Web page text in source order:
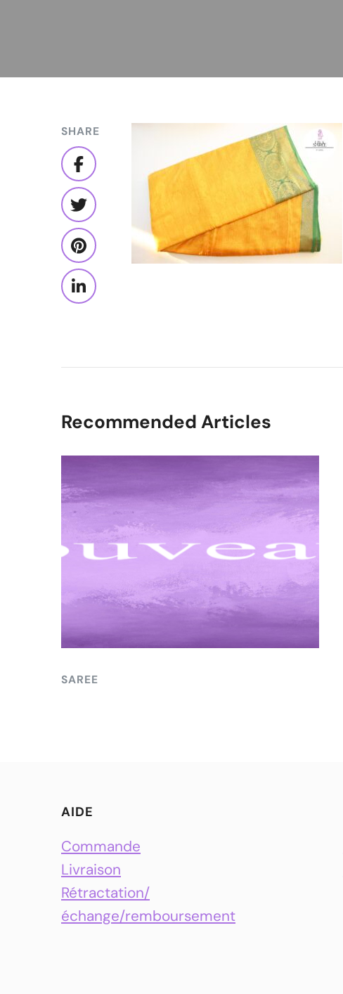
SHARE
Recommended Articles
SAREE
AIDE
Commande
Livraison
Rétractation/
échange/remboursement